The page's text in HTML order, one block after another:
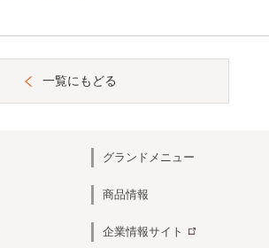
一覧にもどる
グランドメニュー
商品情報
企業情報サイト